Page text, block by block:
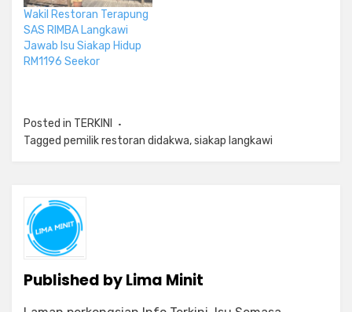
Wakil Restoran Terapung
SAS RIMBA Langkawi
Jawab Isu Siakap Hidup
RM1196 Seekor
Posted in TERKINI
Tagged pemilik restoran didakwa,siakap langkawi
Published byLima Minit